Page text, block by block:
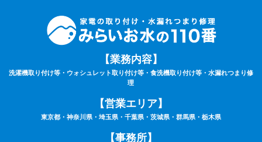
【業務内容】
洗濯機取り付け等・ウォシュレット取り付け等・食洗機取り付け等・水漏れつまり修
理
【営業エリア】
東京都・神奈川県・埼玉県・千葉県・茨城県・群馬県・栃木県
【事務所】